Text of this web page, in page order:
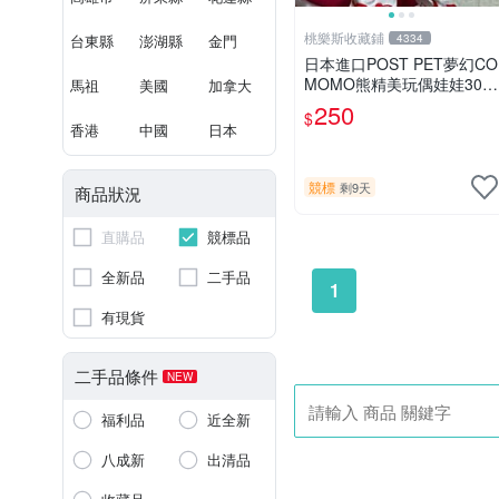
台東縣 澎湖縣 金門
馬祖 美國 加拿大
香港 中國 日本
商品狀況
直購品
競標品
全新品
二手品
有現貨
二手品條件 NEW
福利品
近全新
八成新
出清品
桃樂斯收藏鋪 4334
日本進口POST PET夢幻CO
MOMO熊精美玩偶娃娃30c
m
$250
競標 剩9天
1